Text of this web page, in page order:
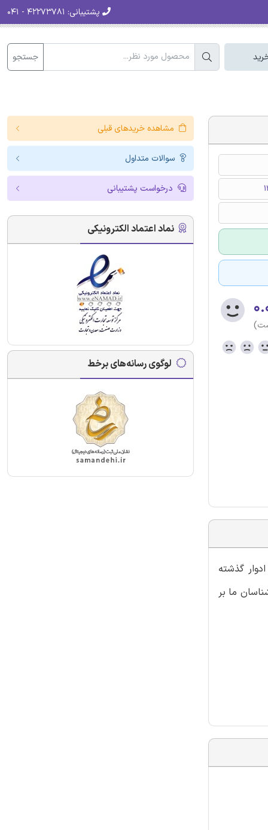
پشتیبانی:
جستجو
گذشته
ما بر
مشاهده خریدهای قبلی
سوالات متداول
درخواست پشتیبانی
نماد اعتماد الکترونیکی
لوگوی رسانه‌های برخط